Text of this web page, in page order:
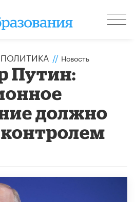
// Новость
Путин:
должно